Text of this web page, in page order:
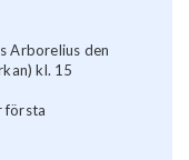
Arborelius den
kl. 15
första